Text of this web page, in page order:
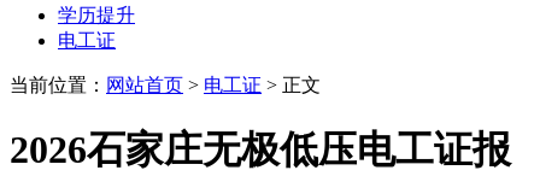
学历提升
电工证
当前位置： 网站首页 > 电工证 > 正文
2026石家庄无极低压电工证报